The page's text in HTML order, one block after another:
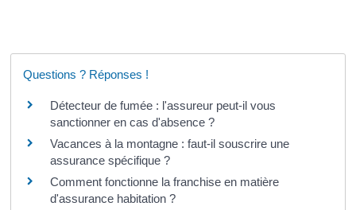
Questions ? Réponses !
Détecteur de fumée : l'assureur peut-il vous
sanctionner en cas d'absence ?
Vacances à la montagne : faut-il souscrire une
assurance spécifique ?
Comment fonctionne la franchise en matière
d'assurance habitation ?